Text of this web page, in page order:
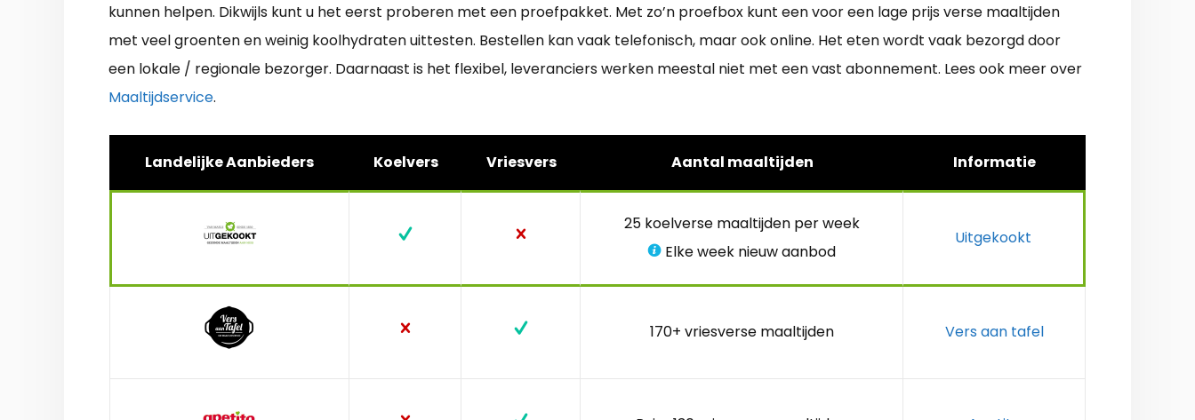
kunnen helpen. Dikwijls kunt u het eerst proberen met een proefpakket. Met zo’n proefbox kunt een voor een lage prijs verse maaltijden
met veel groenten en weinig koolhydraten uittesten. Bestellen kan vaak telefonisch, maar ook online. Het eten wordt vaak bezorgd door
een lokale / regionale bezorger. Daarnaast is het flexibel, leveranciers werken meestal niet met een vast abonnement. Lees ook meer over
Maaltijdservice.
Landelijke Aanbieders Koelvers Vriesvers Aantal maaltijden Informatie
25 koelverse maaltijden per week
Elke week nieuw aanbod
Uitgekookt
170+ vriesverse maaltijden Vers aan tafel